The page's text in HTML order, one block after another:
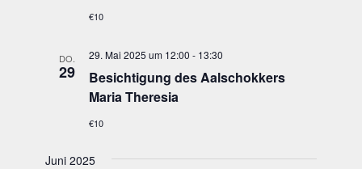
€10
DO.
29
Besich­ti­gung des Aal­schok­kers
Maria Theresia
29. Mai 2025 um 12:00 - 13:30
€10
Juni 2025